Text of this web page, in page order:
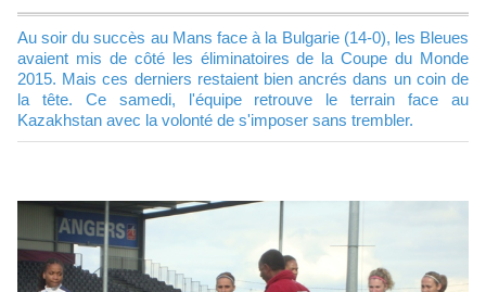
Au soir du succès au Mans face à la Bulgarie (14-0), les Bleues
avaient mis de côté les éliminatoires de la Coupe du Monde
2015. Mais ces derniers restaient bien ancrés dans un coin de
la tête. Ce samedi, l'équipe retrouve le terrain face au
Kazakhstan avec la volonté de s'imposer sans trembler.